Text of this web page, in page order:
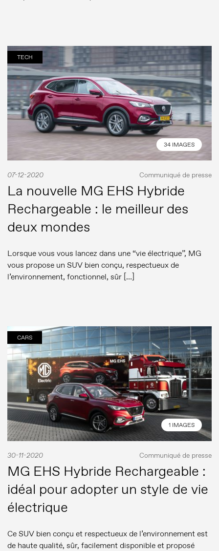
Presse
Banque d’images
MG Motor
TECH
34 IMAGES
07-12-2020 Communiqué de presse
La nouvelle MG EHS Hybride
Rechargeable : le meilleur des
deux mondes
Lorsque vous vous lancez dans une “vie électrique”, MG
vous propose un SUV bien conçu, respectueux de
l’environnement, fonctionnel, sûr […]
CARS
1 IMAGES
30-11-2020 Communiqué de presse
MG EHS Hybride Rechargeable :
idéal pour adopter un style de vie
électrique
Ce SUV bien conçu et respectueux de l’environnement est
de haute qualité, sûr, facilement disponible et proposé